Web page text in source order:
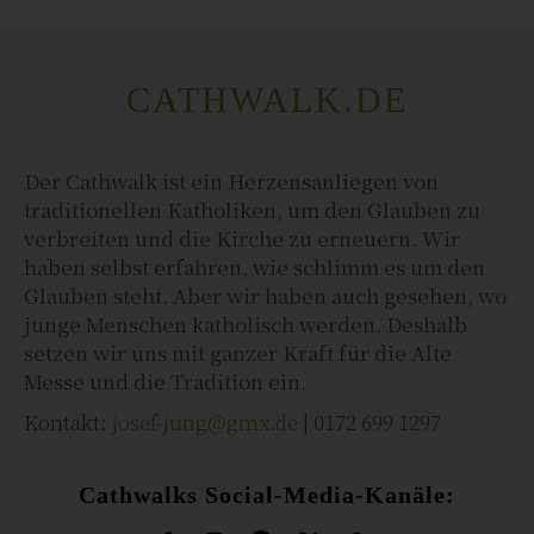
CATHWALK.DE
Der Cathwalk ist ein Herzensanliegen von
traditionellen Katholiken, um den Glauben zu
verbreiten und die Kirche zu erneuern. Wir
haben selbst erfahren, wie schlimm es um den
Glauben steht. Aber wir haben auch gesehen, wo
junge Menschen katholisch werden. Deshalb
setzen wir uns mit ganzer Kraft für die Alte
Messe und die Tradition ein.
Kontakt: josef-jung@gmx.de | 0172 699 1297
Cathwalks Social-Media-Kanäle: